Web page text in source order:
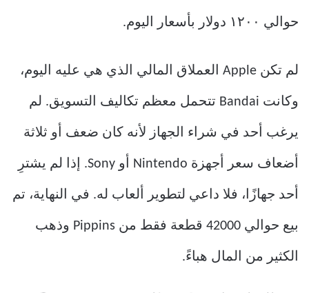
حوالي ١٢٠٠ دولار بأسعار اليوم.
لم تكن Apple العملاق المالي الذي هي عليه اليوم،
وكانت Bandai تتحمل معظم تكاليف التسويق. لم
يرغب أحد في شراء الجهاز لأنه كان ضعف أو ثلاثة
أضعاف سعر أجهزة Nintendo أو Sony. إذا لم يشترِ
أحد جهازًا، فلا داعي لتطوير ألعاب له. في النهاية، تم
بيع حوالي 42000 قطعة فقط من Pippins وذهب
الكثير من المال هباءً.